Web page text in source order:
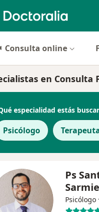
Consulta online
en Consulta
especialidad estás
Psicólogo
Ps
Psicólogo ·